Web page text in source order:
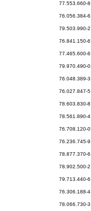
77.553.660-8
76.056.384-6
79.503.990-2
76.841.150-6
77.465.600-6
79.970.490-0
76.048.389-3
76.027.847-5
78.603.830-8
78.561.890-4
76.708.120-0
76.236.745-9
78.877.370-6
78.902.500-2
79.713.440-6
76.306.188-4
78.066.730-3